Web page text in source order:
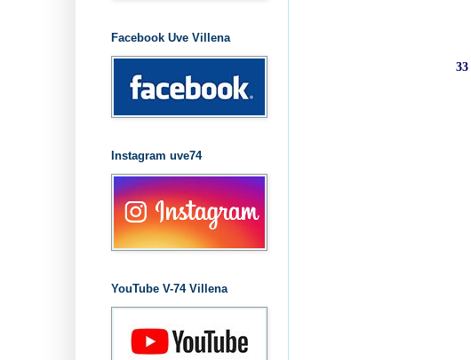
33
Facebook Uve Villena
Instagram uve74
YouTube V-74 Villena